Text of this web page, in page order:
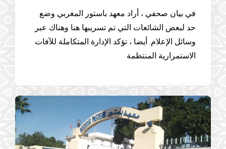
في بيان صحفي ، أراد معهد باستور المغربي وضع
حد لبعض الشائعات التي تم تسريبها هنا وهناك عبر
وسائل الإعلام. أيضا ، تؤكد الإدارة المتكاملة للآفات
الاستمرارية المنتظمة